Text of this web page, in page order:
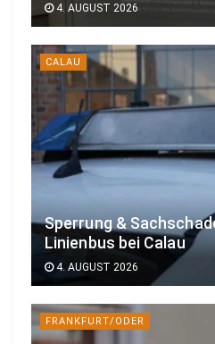
4. AUGUST 2026
CALAU
Sperrung &
Linienbus bei Calau
4. AUGUST 2026
FRANKFURT/ODER